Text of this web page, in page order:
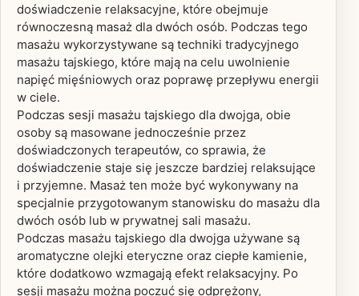
doświadczenie relaksacyjne, które obejmuje
równoczesną masaż dla dwóch osób. Podczas tego
masażu wykorzystywane są techniki tradycyjnego
masażu tajskiego, które mają na celu uwolnienie
napięć mięśniowych oraz poprawę przepływu energii
w ciele.
Podczas sesji masażu tajskiego dla dwojga, obie
osoby są masowane jednocześnie przez
doświadczonych terapeutów, co sprawia, że
doświadczenie staje się jeszcze bardziej relaksujące
i przyjemne. Masaż ten może być wykonywany na
specjalnie przygotowanym stanowisku do masażu dla
dwóch osób lub w prywatnej sali masażu.
Podczas masażu tajskiego dla dwojga używane są
aromatyczne olejki eteryczne oraz ciepłe kamienie,
które dodatkowo wzmagają efekt relaksacyjny. Po
sesji masażu można poczuć się odprężony,